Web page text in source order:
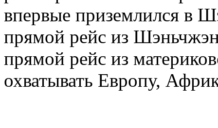
впервые приземлился в
прямой рейс из
прямой рейс из
охватывать Европу,